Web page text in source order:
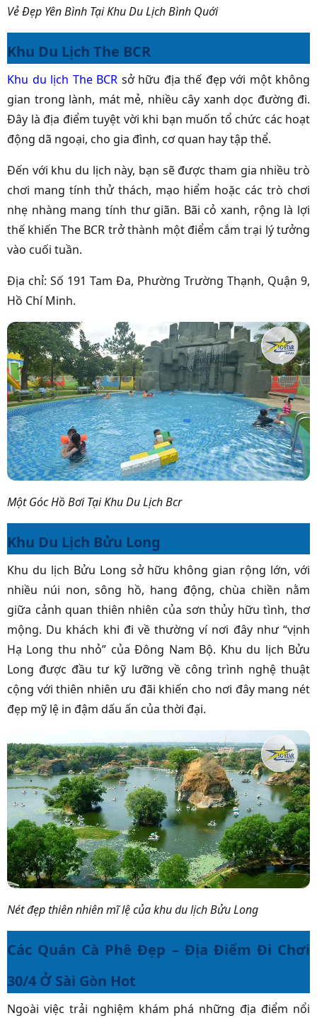
Vẻ Đẹp Yên Bình Tại Khu Du Lịch Bình Quới
Khu Du Lịch The BCR
Khu du lịch The BCR sở hữu địa thế đẹp với một không
gian trong lành, mát mẻ, nhiều cây xanh dọc đường đi.
Đây là địa điểm tuyệt vời khi bạn muốn tổ chức các hoạt
động dã ngoại, cho gia đình, cơ quan hay tập thể.
Đến với khu du lịch này, bạn sẽ được tham gia nhiều trò
chơi mang tính thử thách, mạo hiểm hoặc các trò chơi
nhẹ nhàng mang tính thư giãn. Bãi cỏ xanh, rộng là lợi
thế khiến The BCR trở thành một điểm cắm trại lý tưởng
vào cuối tuần.
Địa chỉ: Số 191 Tam Đa, Phường Trường Thạnh, Quận 9,
Hồ Chí Minh.
Một Góc Hồ Bơi Tại Khu Du Lịch Bcr
Khu Du Lịch Bửu Long
Khu du lịch Bửu Long sở hữu không gian rộng lớn, với
nhiều núi non, sông hồ, hang động, chùa chiền nằm
giữa cảnh quan thiên nhiên của sơn thủy hữu tình, thơ
mộng. Du khách khi đi về thường ví nơi đây như “vịnh
Hạ Long thu nhỏ” của Đông Nam Bộ. Khu du lịch Bửu
Long được đầu tư kỹ lưỡng về công trình nghệ thuật
cộng với thiên nhiên ưu đãi khiến cho nơi đây mang nét
đẹp mỹ lệ in đậm dấu ấn của thời đại.
Nét đẹp thiên nhiên mĩ lệ của khu du lịch Bửu Long
Các Quán Cà Phê Đẹp – Địa Điểm Đi Chơi
30/4 Ở Sài Gòn Hot
Ngoài việc trải nghiệm khám phá những địa điểm nổi